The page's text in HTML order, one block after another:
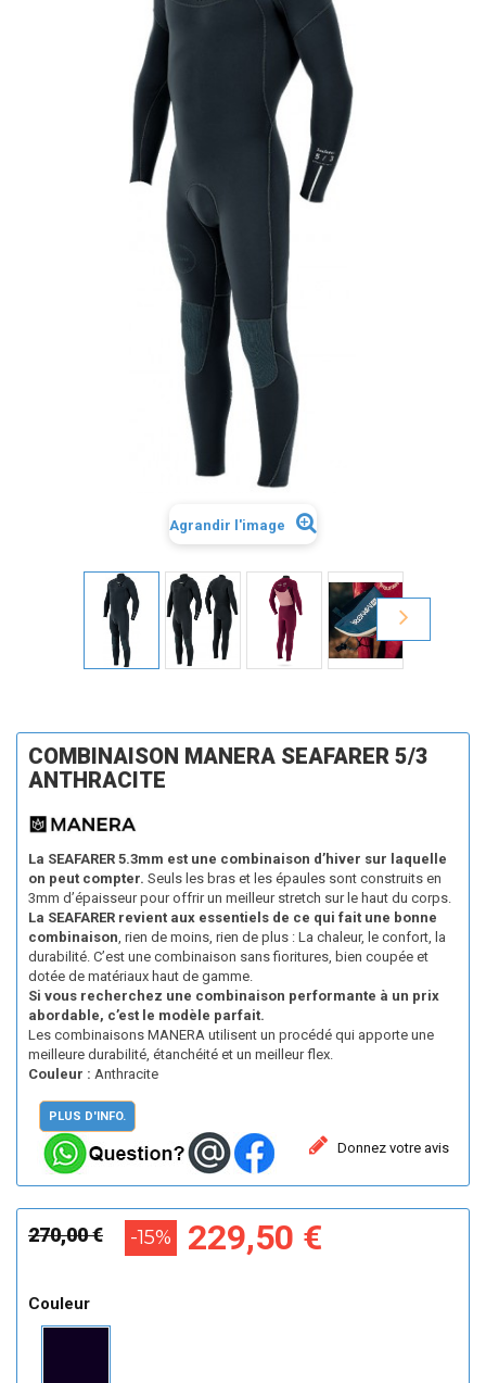
Agrandir l'image
COMBINAISON MANERA SEAFARER 5/3
ANTHRACITE
La SEAFARER 5.3mm est une combinaison d’hiver sur laquelle
on peut compter. Seuls les bras et les épaules sont construits en
3mm d’épaisseur pour offrir un meilleur stretch sur le haut du corps.
La SEAFARER revient aux essentiels de ce qui fait une bonne
combinaison, rien de moins, rien de plus : La chaleur, le confort, la
durabilité. C’est une combinaison sans fioritures, bien coupée et
dotée de matériaux haut de gamme.
Si vous recherchez une combinaison performante à un prix
abordable, c’est le modèle parfait.
Les combinaisons MANERA utilisent un procédé qui apporte une
meilleure durabilité, étanchéité et un meilleur flex.
Couleur : Anthracite
PLUS D'INFO.
Donnez votre avis
270,00 € -15% 229,50 €
Couleur